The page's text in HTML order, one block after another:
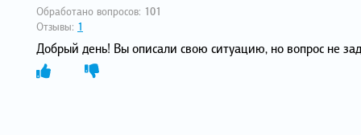
Обработано вопросов: 101
Отзывы: 1
Добрый день! Вы описали свою ситуацию, но вопрос не